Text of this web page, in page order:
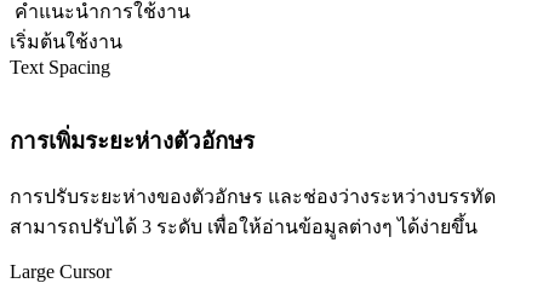
คำแนะนำการใช้งาน
เริ่มต้นใช้งาน
Text Spacing
การเพิ่มระยะห่างตัวอักษร
การปรับระยะห่างของตัวอักษร และช่องว่างระหว่างบรรทัด
สามารถปรับได้ 3 ระดับ เพื่อให้อ่านข้อมูลต่างๆ ได้ง่ายขึ้น
Large Cursor